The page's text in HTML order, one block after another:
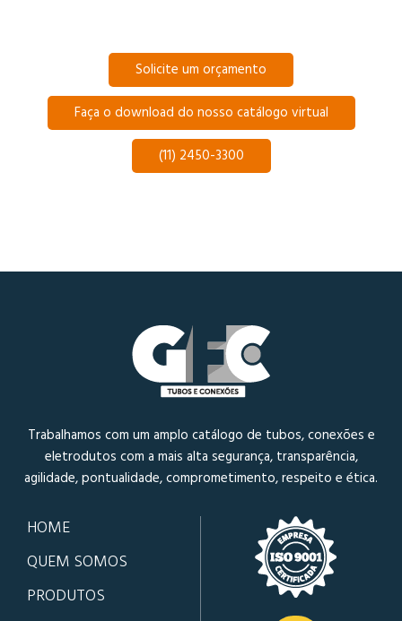
Trabalhamos com um amplo catálogo de tubos, conexões e
eletrodutos com a mais alta segurança, transparência,
agilidade, pontualidade, comprometimento, respeito e ética.
HOME
QUEM SOMOS
PRODUTOS